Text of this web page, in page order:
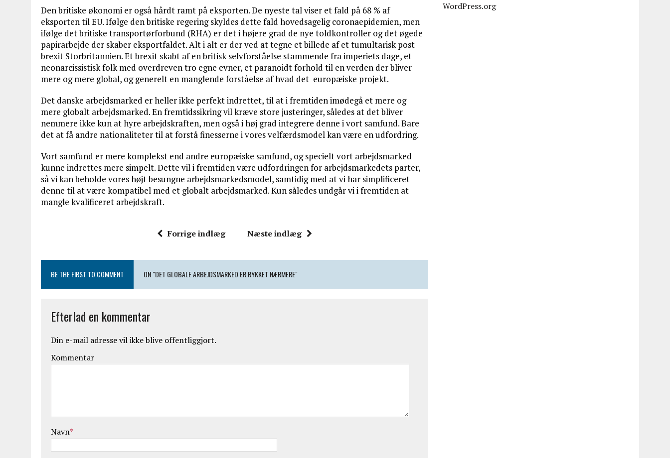
Den britiske økonomi er også hårdt ramt på eksporten. De nyeste tal viser et fald på 68 % af
eksporten til EU. Ifølge den britiske regering skyldes dette fald hovedsagelig coronaepidemien, men
ifølge det britiske transportørforbund (RHA) er det i højere grad de nye toldkontroller og det øgede
papirarbejde der skaber eksportfaldet. Alt i alt er der ved at tegne et billede af et tumultarisk post
brexit Storbritannien. Et brexit skabt af en britisk selvforståelse stammende fra imperiets dage, et
neonarcissistisk folk med overdreven tro egne evner, et paranoidt forhold til en verden der bliver
mere og mere global, og generelt en manglende forståelse af hvad det europæiske projekt.
Det danske arbejdsmarked er heller ikke perfekt indrettet, til at i fremtiden imødegå et mere og
mere globalt arbejdsmarked. En fremtidssikring vil kræve store justeringer, således at det bliver
nemmere ikke kun at hyre arbejdskraften, men også i høj grad integrere denne i vort samfund. Bare
det at få andre nationaliteter til at forstå finesserne i vores velfærdsmodel kan være en udfordring.
Vort samfund er mere komplekst end andre europæiske samfund, og specielt vort arbejdsmarked
kunne indrettes mere simpelt. Dette vil i fremtiden være udfordringen for arbejdsmarkedets parter,
så vi kan beholde vores højt besungne arbejdsmarkedsmodel, samtidig med at vi har simplificeret
denne til at være kompatibel med et globalt arbejdsmarked. Kun således undgår vi i fremtiden at
mangle kvalificeret arbejdskraft.
Forrige indlæg Næste indlæg
BE THE FIRST TO COMMENT ON "DET GLOBALE ARBEJDSMARKED ER RYKKET NÆRMERE"
Efterlad en kommentar
Din e-mail adresse vil ikke blive offentliggjort.
Kommentar
Navn*
WordPress.org